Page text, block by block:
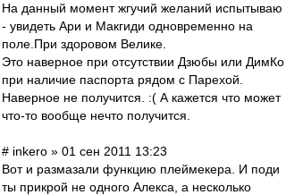
На данный момент жгучий желаний испытываю
- увидеть Ари и Макгиди одновременно на
поле.При здоровом Велике.
Это наверное при отсутствии Дзюбы или ДимКо
при наличие паспорта рядом с Парехой.
Наверное не получится. :( А кажется что может
что-то вообще нечто получится.
# inkero » 01 сен 2011 13:23
Вот и размазали функцию плеймекера. И поди
ты прикрой не одного Алекса, а несколько